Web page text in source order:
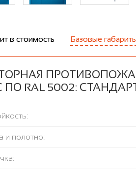
в стоимость Базовые
ПО RAL 5002:
и полотно: